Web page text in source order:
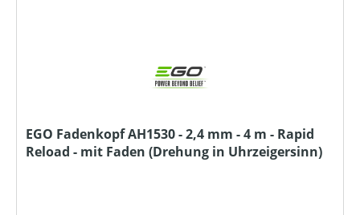
EGO Fadenkopf AH1530 - 2,4 mm - 4 m - Rapid
Reload - mit Faden (Drehung in Uhrzeigersinn)